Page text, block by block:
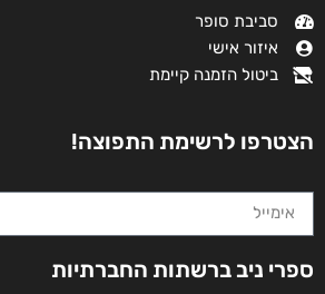
סביבת סופר
איזור אישי
ביטול הזמנה קיימת
הצטרפו לרשימת התפוצה!
ספרי ניב ברשתות החברתיות